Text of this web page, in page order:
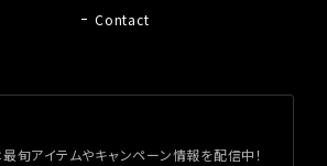
Contact
旬アイテムやキャンペーン情報を配信中！